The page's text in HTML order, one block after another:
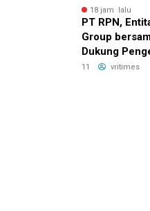
18 jam lalu
PT RPN,
Group
Dukung
UMKM
11 vritimes